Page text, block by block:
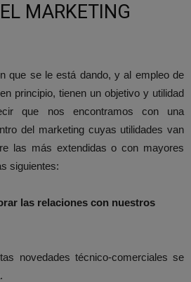
MARKETING
que se le está dando, y al empleo de
principio, tienen un objetivo y utilidad
que nos encontramos con una
del marketing cuyas utilidades van
las más extendidas o con mayores
siguientes:
las relaciones con nuestros
novedades técnico-comerciales se